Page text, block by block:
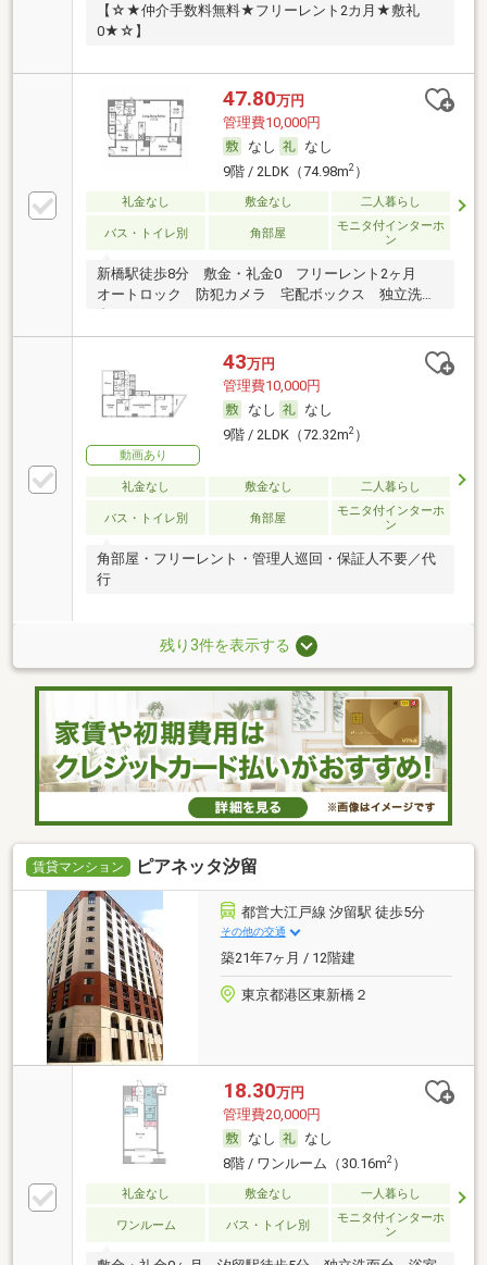
【☆★仲介手数料無料★フリーレント2カ月★敷礼
0★☆】
47.80万円
管理費10,000円
なし
なし
9階 / 2LDK（74.98m2）
礼金なし 敷金なし 二人暮らし
バス・トイレ別 角部屋
モニタ付インターホ
ン
新橋駅徒歩8分 敷金・礼金0 フリーレント2ヶ月
オートロック 防犯カメラ 宅配ボックス 独立洗面
動画あり
43万円
管理費10,000円
なし
なし
9階 / 2LDK（72.32m2）
礼金なし 敷金なし 二人暮らし
バス・トイレ別 角部屋
モニタ付インターホ
ン
角部屋・フリーレント・管理人巡回・保証人不要／代
行
残り3件を表示する
賃貸マンション ピアネッタ汐留
都営大江戸線 汐留駅 徒歩5分
その他の交通
築21年7ヶ月 / 12階建
東京都港区東新橋２
18.30万円
管理費20,000円
なし
なし
8階 / ワンルーム（30.16m2）
礼金なし 敷金なし 一人暮らし
ワンルーム バス・トイレ別
モニタ付インターホ
ン